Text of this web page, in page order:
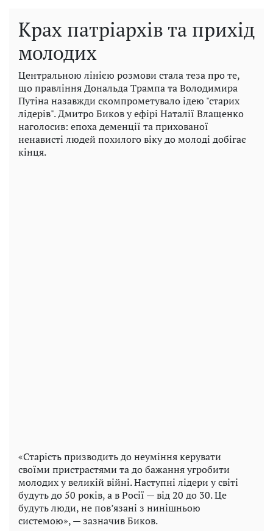
Крах патріархів та прихід
молодих
Центральною лінією розмови стала теза про те,
що правління Дональда Трампа та Володимира
Путіна назавжди скомпрометувало ідею "старих
лідерів". Дмитро Биков у ефірі Наталії Влащенко
наголосив: епоха деменції та прихованої
ненависті людей похилого віку до молоді добігає
кінця.
«Старість призводить до неуміння керувати
своїми пристрастями та до бажання угробити
молодих у великій війні. Наступні лідери у світі
будуть до 50 років, а в Росії — від 20 до 30. Це
будуть люди, не пов’язані з нинішньою
системою», — зазначив Биков.